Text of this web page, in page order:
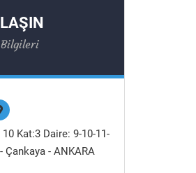
Kat:3 Daire: 9-10-11-
Çankaya - ANKARA